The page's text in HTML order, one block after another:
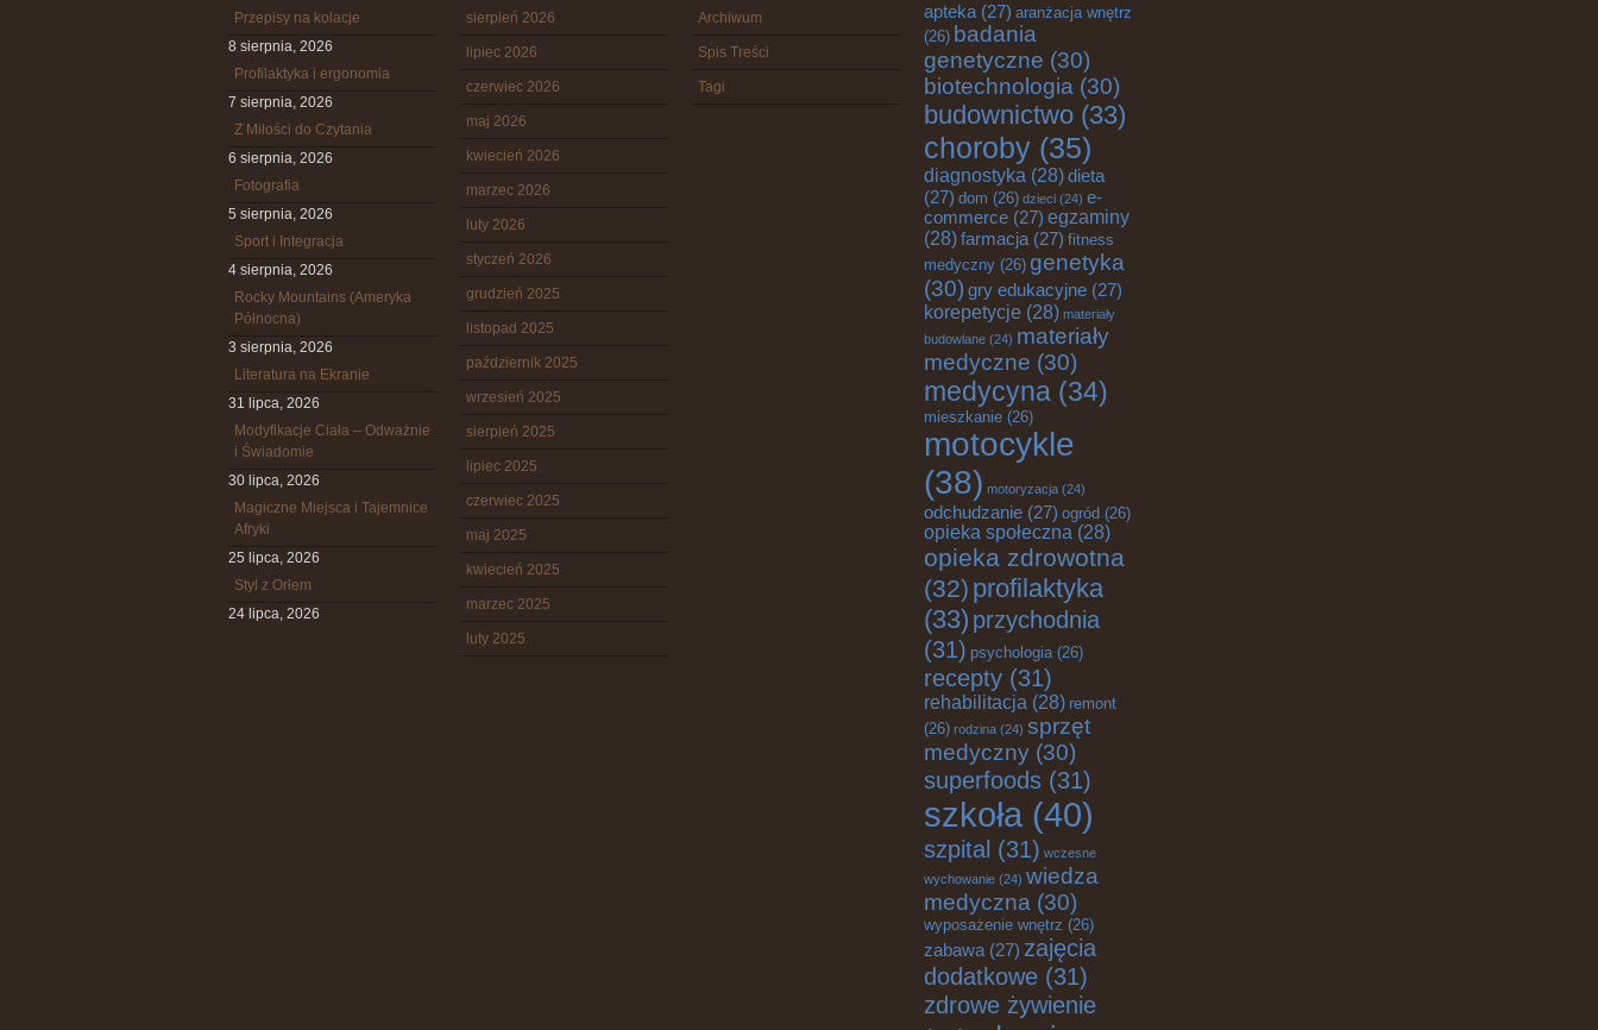
Przepisy na kolacje
8 sierpnia, 2026
Profilaktyka i ergonomia
7 sierpnia, 2026
Z Miłości do Czytania
6 sierpnia, 2026
Fotografia
5 sierpnia, 2026
Sport i Integracja
4 sierpnia, 2026
Rocky Mountains (Ameryka
Północna)
3 sierpnia, 2026
Literatura na Ekranie
31 lipca, 2026
Modyfikacje Ciała – Odważnie
i Świadomie
30 lipca, 2026
Magiczne Miejsca i Tajemnice
Afryki
25 lipca, 2026
Styl z Orłem
24 lipca, 2026
sierpień 2026
lipiec 2026
czerwiec 2026
maj 2026
kwiecień 2026
marzec 2026
luty 2026
styczeń 2026
grudzień 2025
listopad 2025
październik 2025
wrzesień 2025
sierpień 2025
lipiec 2025
czerwiec 2025
maj 2025
kwiecień 2025
marzec 2025
luty 2025
Archiwum
Spis Treści
Tagi
apteka (27) aranżacja wnętrz
(26) badania
genetyczne (30)
biotechnologia (30)
budownictwo (33)
choroby (35)
diagnostyka (28)dieta
(27) dom (26) dzieci (24) e-
commerce (27) egzaminy
(28)farmacja (27) fitness
medyczny (26) genetyka
(30) gry edukacyjne (27)
korepetycje (28) materiały
budowlane (24) materiały
medyczne (30)
medycyna (34)
mieszkanie (26)
motocykle
(38) motoryzacja (24)
odchudzanie (27) ogród (26)
opieka społeczna (28)
opieka zdrowotna
(32) profilaktyka
(33) przychodnia
(31) psychologia(26)
recepty (31)
rehabilitacja (28) remont
(26) rodzina (24) sprzęt
medyczny (30)
superfoods (31)
szkoła (40)
szpital (31) wczesne
wychowanie (24) wiedza
medyczna (30)
wyposażenie wnętrz (26)
zabawa (27) zajęcia
dodatkowe (31)
zdrowe żywienie